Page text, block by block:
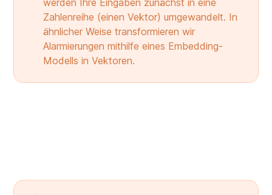
Zahlenreihe (einen Vektor) umgewandelt. In
ähnlicher Weise transformieren wir
Alarmierungen mithilfe eines Embedding-
Modells in Vektoren.